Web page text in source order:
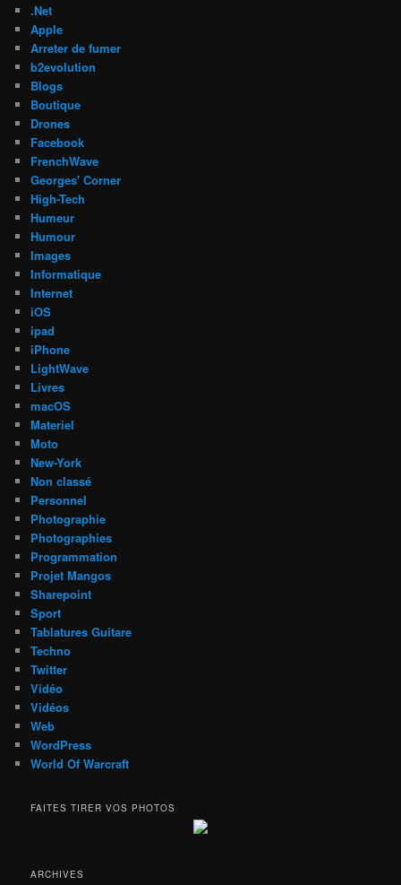
.Net
Apple
Arreter de fumer
b2evolution
Blogs
Boutique
Drones
Facebook
FrenchWave
Georges' Corner
High-Tech
Humeur
Humour
Images
Informatique
Internet
iOS
ipad
iPhone
LightWave
Livres
macOS
Materiel
Moto
New-York
Non classé
Personnel
Photographie
Photographies
Programmation
Projet Mangos
Sharepoint
Sport
Tablatures Guitare
Techno
Twitter
Vidéo
Vidéos
Web
WordPress
World Of Warcraft
FAITES TIRER VOS PHOTOS
ARCHIVES